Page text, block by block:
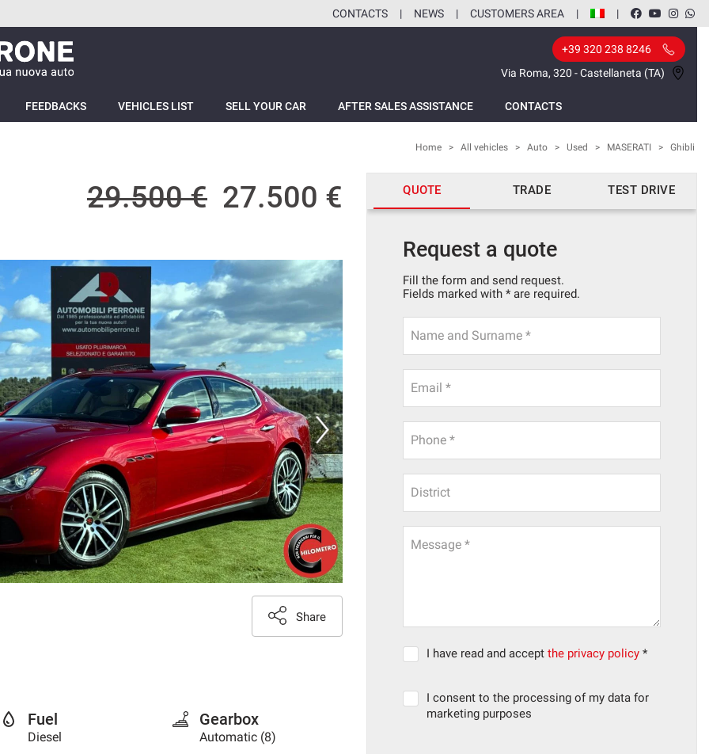
CONTACTS NEWS CUSTOMERS AREA
+39 320 238 8246
Via Roma, 320 - Castellaneta (TA)
FEEDBACKS VEHICLES LIST SELL YOUR CAR AFTER SALES ASSISTANCE CONTACTS
Home > All vehicles > Auto > Used > MASERATI > Ghibli
29.500 € 27.500 €
Share
Fuel
Diesel
Gearbox
Automatic (8)
QUOTE TRADE TEST DRIVE
Request a quote
Fill the form and send request.
Fields marked with * are required.
Name and Surname *
Email *
Phone *
District
Message *
I have read and acceptthe privacy policy *
I consent to the processing of my data for
marketing purposes